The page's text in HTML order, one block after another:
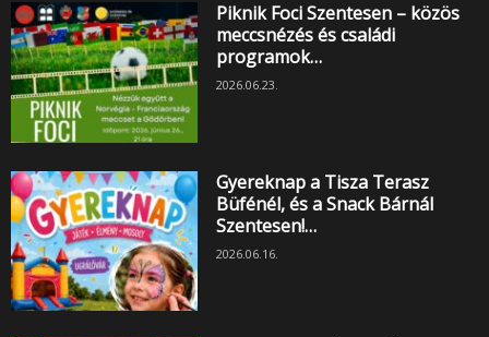
Piknik Foci Szentesen – közös
meccsnézés és családi
programok…
2026.06.23.
Gyereknap a Tisza Terasz
Büfénél, és a Snack Bárnál
Szentesen!…
2026.06.16.